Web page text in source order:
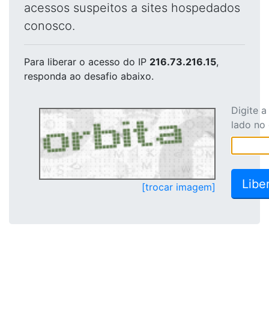
acessos suspeitos a sites hospedados
conosco.
Para liberar o acesso do IP 216.73.216.15,
responda ao desafio abaixo.
[trocar imagem]
Digite
lado no